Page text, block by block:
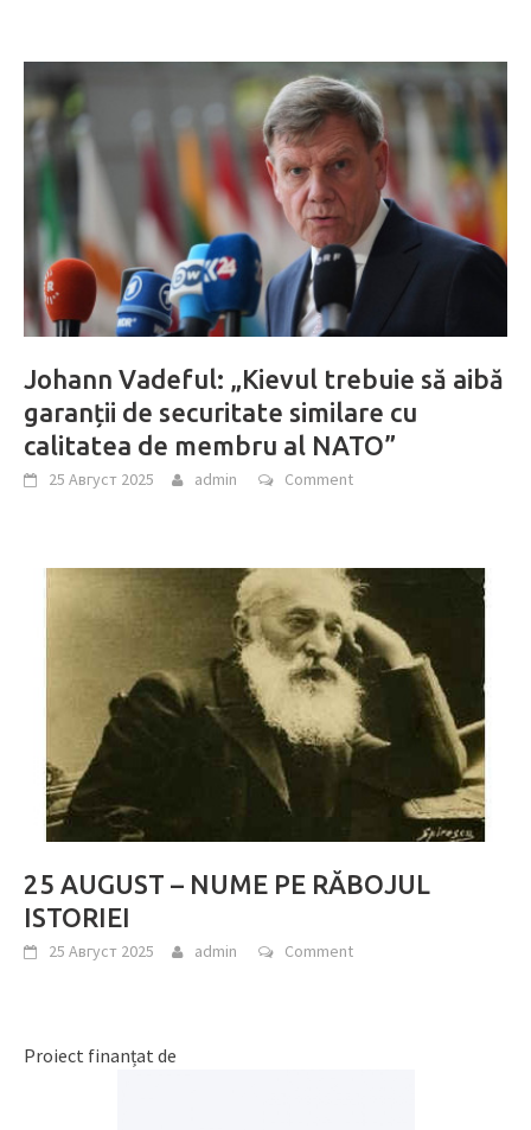
Johann Vadeful: „Kievul trebuie să aibă
garanții de securitate similare cu
calitatea de membru al NATO”
25 Август 2025 admin Comment
25 AUGUST – NUME PE RĂBOJUL
ISTORIEI
25 Август 2025 admin Comment
Proiect finanțat de